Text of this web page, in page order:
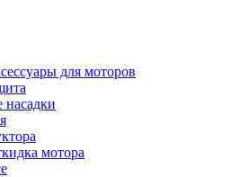
для моторов
мотора